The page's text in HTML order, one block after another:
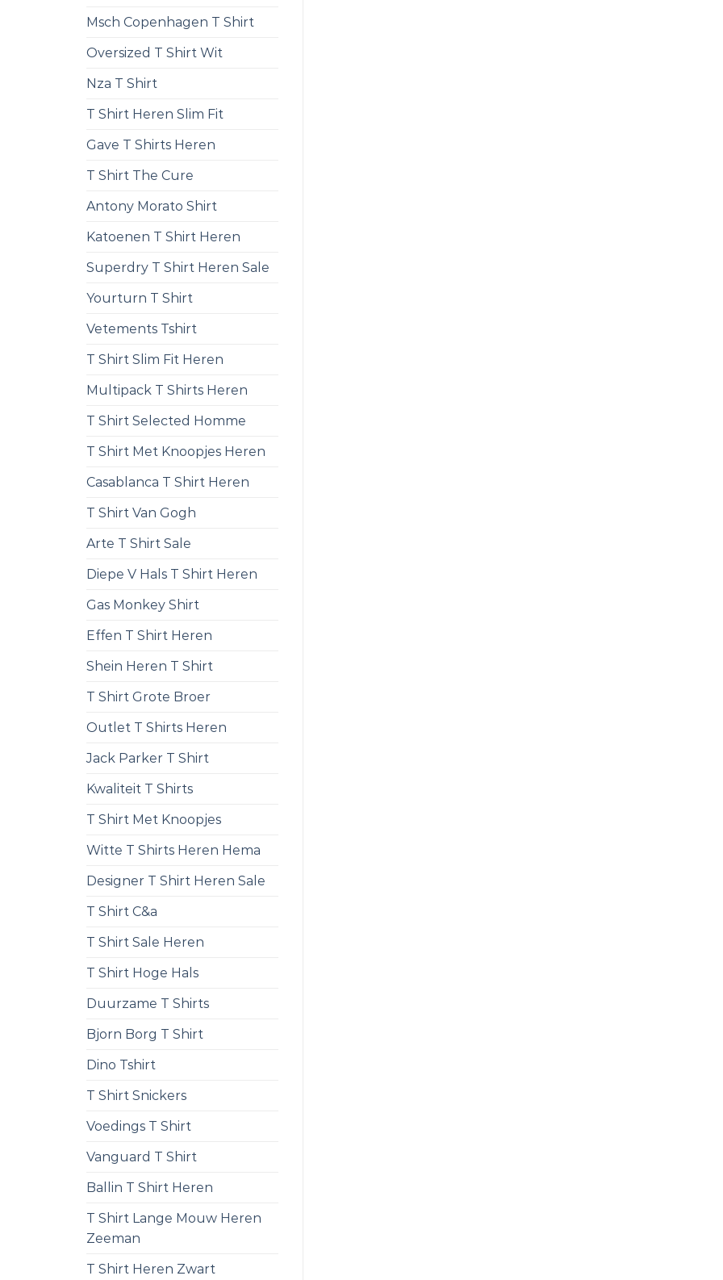
Msch Copenhagen T Shirt
Oversized T Shirt Wit
Nza T Shirt
T Shirt Heren Slim Fit
Gave T Shirts Heren
T Shirt The Cure
Antony Morato Shirt
Katoenen T Shirt Heren
Superdry T Shirt Heren Sale
Yourturn T Shirt
Vetements Tshirt
T Shirt Slim Fit Heren
Multipack T Shirts Heren
T Shirt Selected Homme
T Shirt Met Knoopjes Heren
Casablanca T Shirt Heren
T Shirt Van Gogh
Arte T Shirt Sale
Diepe V Hals T Shirt Heren
Gas Monkey Shirt
Effen T Shirt Heren
Shein Heren T Shirt
T Shirt Grote Broer
Outlet T Shirts Heren
Jack Parker T Shirt
Kwaliteit T Shirts
T Shirt Met Knoopjes
Witte T Shirts Heren Hema
Designer T Shirt Heren Sale
T Shirt C&a
T Shirt Sale Heren
T Shirt Hoge Hals
Duurzame T Shirts
Bjorn Borg T Shirt
Dino Tshirt
T Shirt Snickers
Voedings T Shirt
Vanguard T Shirt
Ballin T Shirt Heren
T Shirt Lange Mouw Heren
Zeeman
T Shirt Heren Zwart